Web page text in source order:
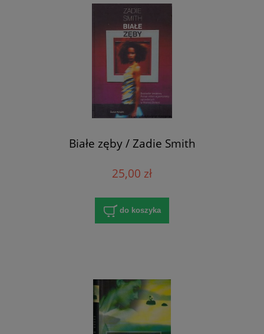
Białe zęby / Zadie Smith
25,00 zł
do koszyka